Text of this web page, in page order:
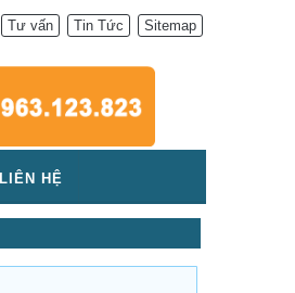
Tư vấn Tin Tức Sitemap
LIÊN HỆ